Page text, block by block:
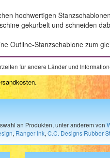
hochwertigen
gekurbelt und schneiden
Outline-Stanzschablone zum
für andere Länder und
.
an Produkten, unter anderem von
, Ranger Ink, C.C. Designs Rubber